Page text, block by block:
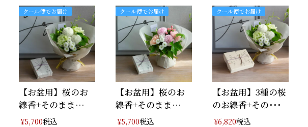
【お盆用】桜のお
線香+そのまま
飾･･･
クール便でお届け
¥5,700税込
【お盆用】桜のお
線香+そのまま
飾･･･
クール便でお届け
¥5,700税込
【お盆用】3種の桜
のお線香+その･･･
クール便でお届け
¥6,820税込